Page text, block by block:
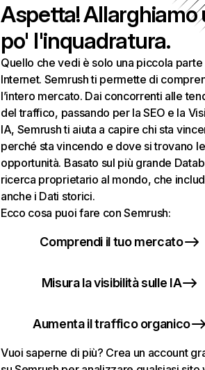
Aspetta! Allarghiamo
po' l'inquadratura.
Quello che vedi è solo una piccola parte
Internet. Semrush ti permette di
l’intero mercato. Dai concorrenti alle
del traffico, passando per la SEO e la
IA, Semrush ti aiuta a capire chi sta
perché sta vincendo e dove si trovano
opportunità. Basato sul più grande
ricerca proprietario al mondo, che
anche i Dati storici.
Ecco cosa puoi fare con Semrush:
Comprendi il tuo mercato
Misura la visibilità sulle IA
Aumenta il traffico organico
Vuoi saperne di più? Crea un account